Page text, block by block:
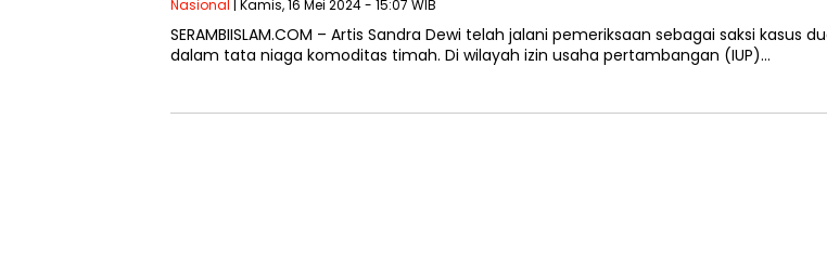
Nasional | Kamis, 16 Mei 2024 - 15:07 WIB
SERAMBIISLAM.COM – Artis Sandra Dewi telah jalani pemeriksaan sebagai saksi kasus
dalam tata niaga komoditas timah. Di wilayah izin usaha pertambangan (IUP)…